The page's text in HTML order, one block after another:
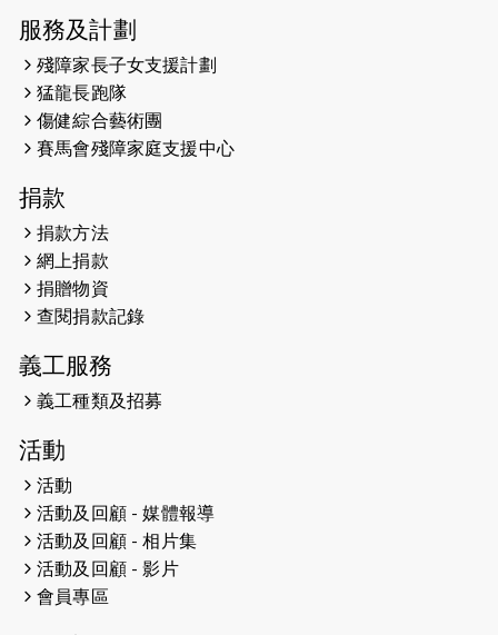
2026-05-14
（19:00開始）
2026-05-07
開始）
2026-04-30
2026-04-25
2026-04-24
2026-04-23
2026-04-19
2026-04-16
猛龍長跑隊恆常練習 - 4月16日
（19:00開始）
2026-04-12
服務及計劃
殘障家長子女支援計劃
猛龍長跑隊
傷健綜合藝術團
賽馬會殘障家庭支援中心
捐款
捐款方法
網上捐款
捐贈物資
查閱捐款記錄
義工服務
義工種類及招募
活動
活動
活動及回顧 - 媒體報導
活動及回顧 - 相片集
活動及回顧 - 影片
會員專區